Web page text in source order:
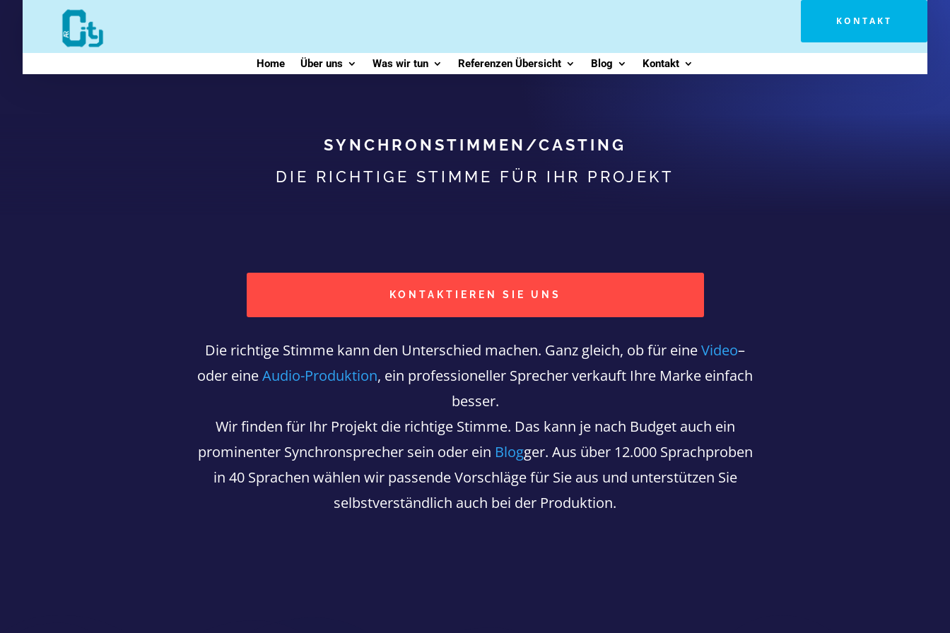
KONTAKT
Home Über uns Was wir tun Referenzen Übersicht Blog Kontakt
SYNCHRONSTIMMEN/CASTING
DIE RICHTIGE STIMME FÜR IHR PROJEKT
KONTAKTIEREN SIE UNS
Die richtige Stimme kann den Unterschied machen. Ganz gleich, ob für eineVideo–
oder eineAudio-Produktion, ein professioneller Sprecher verkauft Ihre Marke einfach
besser.
Wir finden für Ihr Projekt die richtige Stimme. Das kann je nach Budget auch ein
prominenter Synchronsprecher sein oder ein Blogger. Aus über 12.000 Sprachproben
in 40 Sprachen wählen wir passende Vorschläge für Sie aus und unterstützen Sie
selbstverständlich auch bei der Produktion.